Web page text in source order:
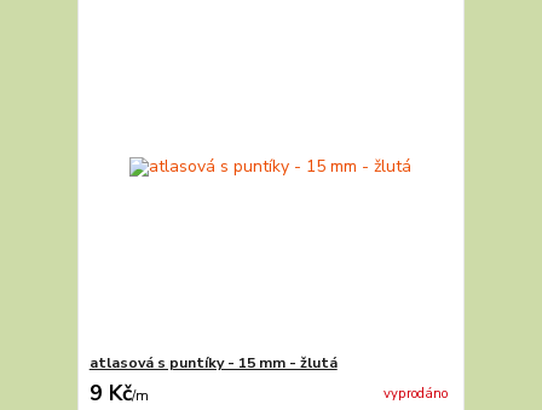
atlasová s puntíky - 15 mm - žlutá
9 Kč/m vyprodáno